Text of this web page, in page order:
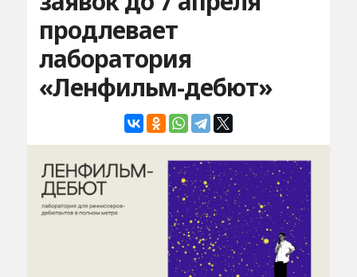
продлевает
лаборатория
«Ленфильм-дебют»